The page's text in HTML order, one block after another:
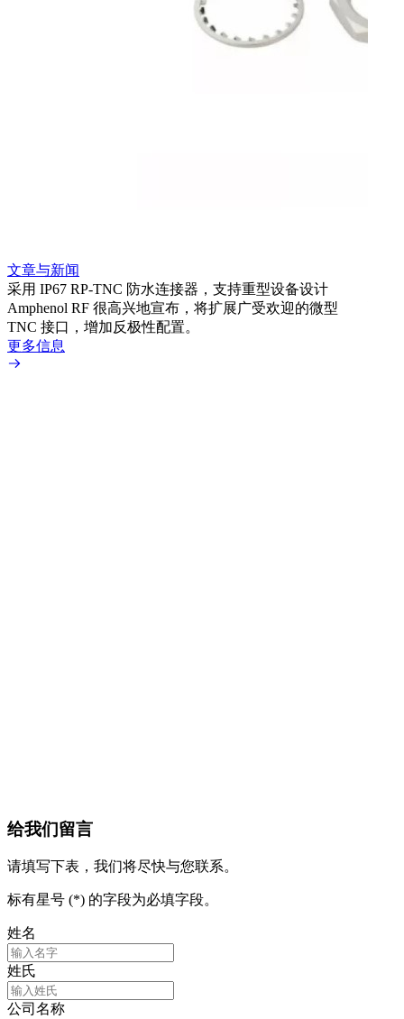
文章与新闻
采用 IP67 RP-TNC 防水连接器，支持重型设备设计
Amphenol RF 很高兴地宣布，将扩展广受欢迎的微型
TNC 接口，增加反极性配置。
更多信息
给我们留言
请填写下表，我们将尽快与您联系。
标有星号 (*) 的字段为必填字段。
姓名
姓氏
公司名称